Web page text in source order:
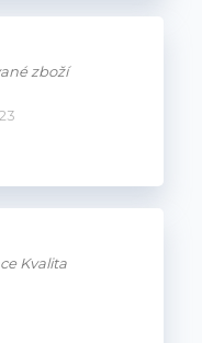
zboží
Kvalita